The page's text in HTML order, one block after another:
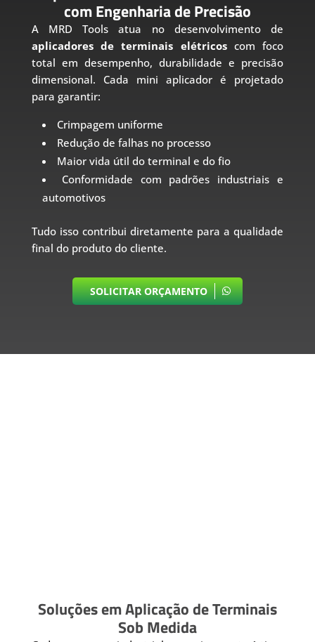
com Engenharia de Precisão
A MRD Tools atua no desenvolvimento de
aplicadores de terminais elétricoscom foco
total em desempenho, durabilidade e precisão
dimensional. Cada mini aplicador é projetado
para garantir:
Crimpagem uniforme
Redução de falhas no processo
Maior vida útil do terminal e do fio
Conformidade com padrões industriais e
automotivos
Tudo isso contribui diretamente para a qualidade
final do produto do cliente.
SOLICITAR ORÇAMENTO
Soluções em Aplicação de Terminais
Sob Medida